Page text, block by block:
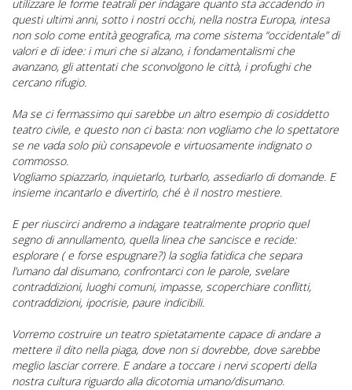
utilizzare le forme teatrali per indagare quanto sta accadendo in
questi ultimi anni, sotto i nostri occhi, nella nostra Europa, intesa
non solo come entità geografica, ma come sistema “occidentale” di
valori e di idee: i muri che si alzano, i fondamentalismi che
avanzano, gli attentati che sconvolgono le città, i profughi che
cercano rifugio.
Ma se ci fermassimo qui sarebbe un altro esempio di cosiddetto
teatro civile, e questo non ci basta: non vogliamo che lo spettatore
se ne vada solo più consapevole e virtuosamente indignato o
commosso.
Vogliamo spiazzarlo, inquietarlo, turbarlo, assediarlo di domande. E
insieme incantarlo e divertirlo, ché è il nostro mestiere.
E per riuscirci andremo a indagare teatralmente proprio quel
segno di annullamento, quella linea che sancisce e recide:
esplorare ( e forse espugnare?) la soglia fatidica che separa
l’umano dal disumano, confrontarci con le parole, svelare
contraddizioni, luoghi comuni, impasse, scoperchiare conflitti,
contraddizioni, ipocrisie, paure indicibili.
Vorremo costruire un teatro spietatamente capace di andare a
mettere il dito nella piaga, dove non si dovrebbe, dove sarebbe
meglio lasciar correre. E andare a toccare i nervi scoperti della
nostra cultura riguardo alla dicotomia umano/disumano.